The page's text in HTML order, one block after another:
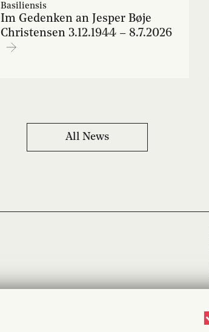
Basiliensis
Im Gedenken an Jesper Bøje
Christensen 3.12.1944 – 8.7.2026
All News